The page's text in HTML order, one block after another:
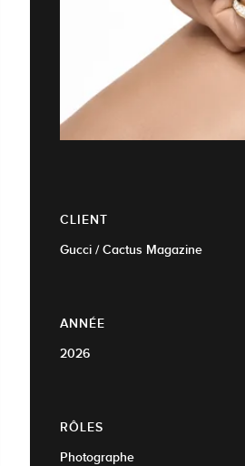
CLIENT
Gucci / Cactus Magazine
ANNÉE
2026
RÔLES
Photographe